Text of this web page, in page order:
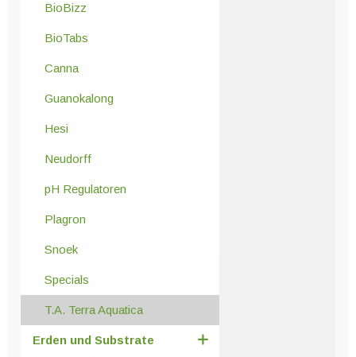
BioBizz
BioTabs
Canna
Guanokalong
Hesi
Neudorff
pH Regulatoren
Plagron
Snoek
Specials
T.A. Terra Aquatica
Erden und Substrate